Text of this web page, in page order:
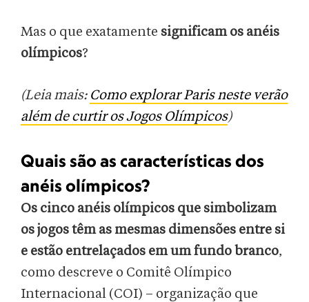
Mas o que exatamente significam os anéis
olímpicos?
(Leia mais: Como explorar Paris neste verão
além de curtir os Jogos Olímpicos)
Quais são as características dos
anéis olímpicos?
Os cinco anéis olímpicos que simbolizam
os jogos têm as mesmas dimensões entre si
e estão entrelaçados em um fundo branco,
como descreve o Comitê Olímpico
Internacional (COI) – organização que